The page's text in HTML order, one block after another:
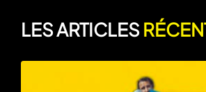
LES ARTICLES